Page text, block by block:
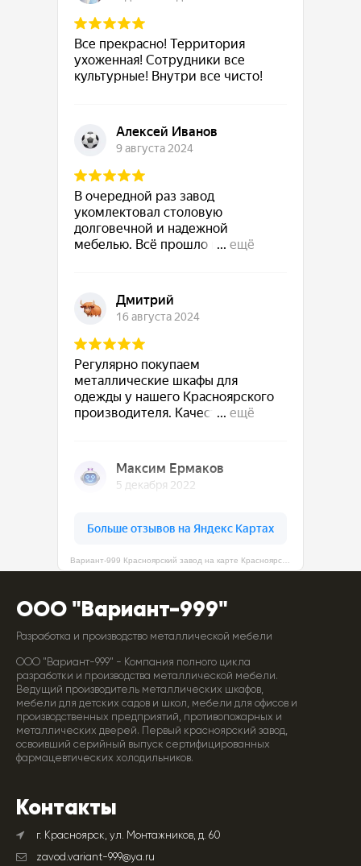
ООО "Вариант-999"
Разработка и производство металлической мебели
ООО "Вариант-999" - Компания полного цикла
разработки и производства металлической мебели.
Ведущий производитель металлических шкафов,
мебели для детских садов и школ, мебели для офисов и
производственных предприятий, противопожарных и
металлических дверей. Первый красноярский завод,
освоивший серийный выпуск сертифицированных
фармацевтических холодильников.
Контакты
г. Красноярск, ул. Монтажников, д. 60
zavod.variant-999@ya.ru